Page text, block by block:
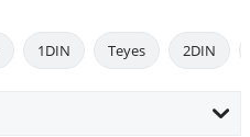
1DIN Teyes 2DIN